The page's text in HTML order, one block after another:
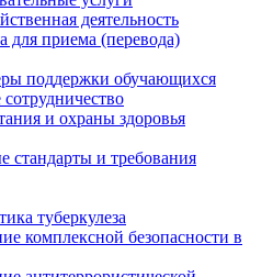
деятельность
для приема (перевода)
поддержки обучающихся
и охраны здоровья
стандарты и требования
туберкулеза
комплексной безопасности в